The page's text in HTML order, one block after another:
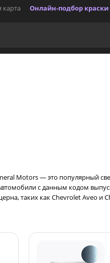
карта Онлайн-подбор краски
Motors — это популярный
с данным кодом
таких как Chevrolet Aveo и